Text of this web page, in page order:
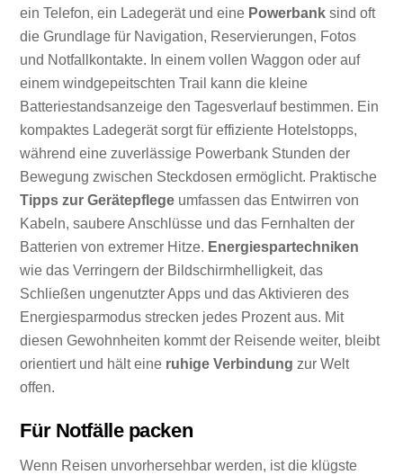
ein Telefon, ein Ladegerät und eine Powerbank sind oft
die Grundlage für Navigation, Reservierungen, Fotos
und Notfallkontakte. In einem vollen Waggon oder auf
einem windgepeitschten Trail kann die kleine
Batteriestandsanzeige den Tagesverlauf bestimmen. Ein
kompaktes Ladegerät sorgt für effiziente Hotelstopps,
während eine zuverlässige Powerbank Stunden der
Bewegung zwischen Steckdosen ermöglicht. Praktische
Tipps zur Gerätepflege umfassen das Entwirren von
Kabeln, saubere Anschlüsse und das Fernhalten der
Batterien von extremer Hitze. Energiespartechniken
wie das Verringern der Bildschirmhelligkeit, das
Schließen ungenutzter Apps und das Aktivieren des
Energiesparmodus strecken jedes Prozent aus. Mit
diesen Gewohnheiten kommt der Reisende weiter, bleibt
orientiert und hält eine ruhige Verbindung zur Welt
offen.
Für Notfälle packen
Wenn Reisen unvorhersehbar werden, ist die klügste